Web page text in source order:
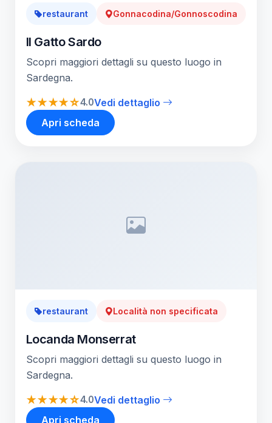
restaurant Gonnacodina/Gonnoscodina
Il Gatto Sardo
Scopri maggiori dettagli su questo luogo in
Sardegna.
★★★★☆4.0Vedi dettaglio
Apri scheda
restaurant Località non specificata
Locanda Monserrat
Scopri maggiori dettagli su questo luogo in
Sardegna.
★★★★☆4.0Vedi dettaglio
Apri scheda